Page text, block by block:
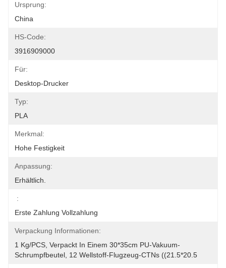
Ursprung:
China
HS-Code:
3916909000
Für:
Desktop-Drucker
Typ:
PLA
Merkmal:
Hohe Festigkeit
Anpassung:
Erhältlich.
:
Erste Zahlung Vollzahlung
Verpackung Informationen:
1 Kg/PCS, Verpackt In Einem 30*35cm PU-Vakuum-
Schrumpfbeutel, 12 Wellstoff-Flugzeug-CTNs ((21.5*20.5